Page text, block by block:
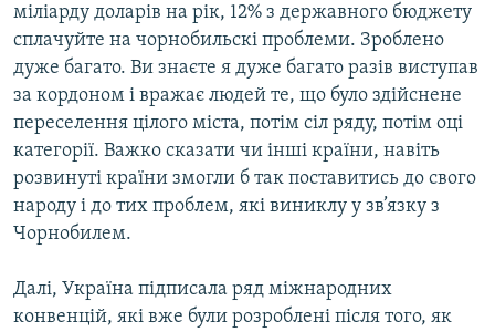
міліарду доларів на рік, 12% з державного бюджету
сплачуйте на чорнобильскі проблеми. Зроблено
дуже багато. Ви знаєте я дуже багато разів виступав
за кордоном і вражає людей те, що було здійснене
переселення цілого міста, потім сіл ряду, потім оці
категорії. Важко сказати чи інші країни, навіть
розвинуті країни змогли б так поставитись до свого
народу і до тих проблем, які виниклу у зв’язку з
Чорнобилем.
Далі, Україна підписала ряд міжнародних
конвенцій, які вже були розроблені після того, як